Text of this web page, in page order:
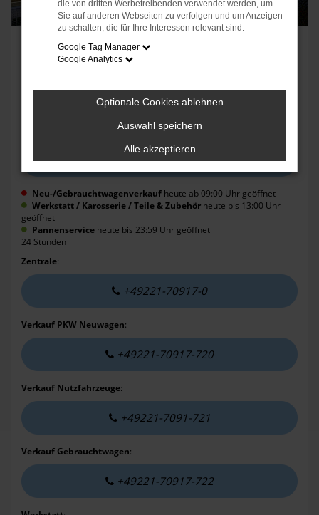
Köln-Fühlingen Fordstore
R&S Mobile GmbH & Co. KG
Öffnungszeiten
Neu-/Gebrauchtwagenverkaufheute ab 09:00 Uhr geöffnet
Werkstatt / Karosserie / Teile & Zubehörheute bis 13:00 Uhr
geöffnet
Pannenserviceheute bis 23:59 Uhr geöffnet
24 Stunden
Zentrale:
+49221-70917-0
Verkauf PKW Neuwagen:
+49221-70917-720
Verkauf Nutzfahrzeuge:
+49221-7091-721
Verkauf Gebrauchtwagen:
+49221-70917-722
die von dritten Werbetreibenden verwendet werden, um
Sie auf anderen Webseiten zu verfolgen und um Anzeigen
zu schalten, die für Ihre Interessen relevant sind.
Google Tag Manager
Google Analytics
Optionale Cookies ablehnen
Auswahl speichern
Alle akzeptieren